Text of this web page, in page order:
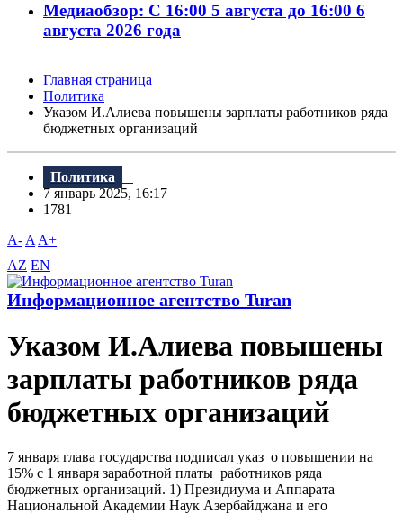
Медиаобзор: С 16:00 5 августа до 16:00 6
августа 2026 года
Главная страница
Политика
Указом И.Алиева повышены зарплаты работников ряда
бюджетных организаций
Политика
7 январь 2025, 16:17
1781
A- A A+
AZ EN
Информационное агентство Turan
Указом И.Алиева повышены
зарплаты работников ряда
бюджетных организаций
7 января глава государства подписал указ о повышении на
15% с 1 января заработной платы работников ряда
бюджетных организаций. 1) Президиума и Аппарата
Национальной Академии Наук Азербайджана и его